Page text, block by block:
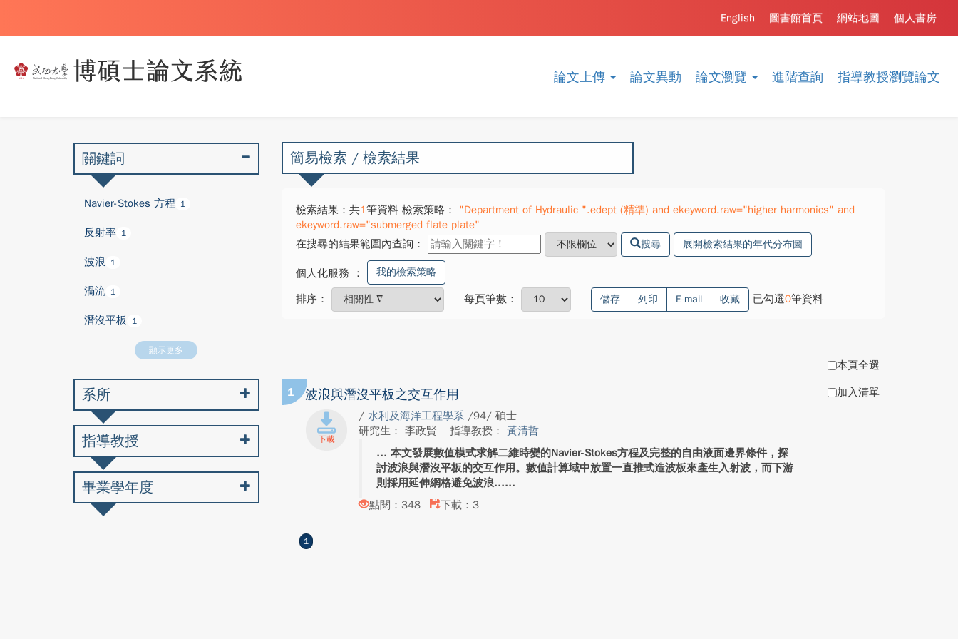
論文上傳 論文異動 論文瀏覽 進階查詢 指導教授瀏覽論文
個人書房
網站地圖
圖書館首頁
English
簡易檢索 / 檢索結果
檢索結果：共1筆資料 檢索策略：
"Department of Hydraulic ".edept (精準) and ekeyword.raw="higher harmonics" and
ekeyword.raw="submerged flate plate"
在搜尋的結果範圍內查詢：
搜尋 展開檢索結果的年代分布圖
個人化服務 ： 我的檢索策略
排序： 每頁筆數： 儲存 列印 E-mail 收藏 已勾選0筆資料
本頁全選
1 波浪與潛沒平板之交互作用
/ 水利及海洋工程學系 /94/ 碩士
研究生： 李政賢
指導教授： 黃清哲
本文發展數值模式求解二維時變的Navier-Stokes方程及完整的自由液面邊界條件，探
討波浪與潛沒平板的交互作用。數值計算域中放置一直推式造波板來產生入射波，而下游
則採用延伸網格避免波浪...
點閱：348
下載：3
加入清單
1
關鍵詞
Navier-Stokes 方程 1
反射率 1
波浪 1
渦流 1
潛沒平板 1
顯示更多
系所
指導教授
畢業學年度